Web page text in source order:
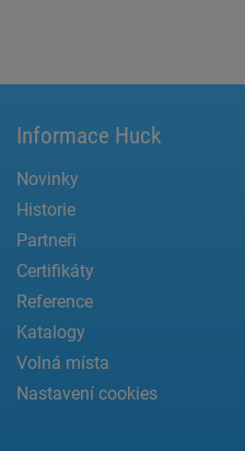
Informace Huck
Novinky
Historie
Partneři
Certifikáty
Reference
Katalogy
Volná místa
Nastavení cookies